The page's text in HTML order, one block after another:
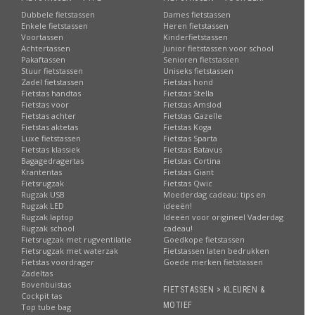
Dubbele fietstassen
Enkele fietstassen
Voortassen
Achtertassen
Pakaftassen
Stuur fietstassen
Zadel fietstassen
Fietstas handtas
Fietstas voor
Fietstas achter
Fietstas aktetas
Luxe fietstassen
Fietstas klassiek
Bagagedragertas
Krantentas
Fietsrugzak
Rugzak USB
Rugzak LED
Rugzak laptop
Rugzak school
Fietsrugzak met rugventilatie
Fietsrugzak met waterzak
Fietstas voordrager
Zadeltas
Bovenbuistas
Cockpit tas
Top tube bag
Dames fietstassen
Heren fietstassen
Kinderfietstassen
Junior fietstassen voor school
Senioren fietstassen
Uniseks fietstassen
Fietstas hond
Fietstas Stella
Fietstas Amslod
Fietstas Gazelle
Fietstas Koga
Fietstas Sparta
Fietstas Batavus
Fietstas Cortina
Fietstas Giant
Fietstas Qwic
Moederdag cadeau: tips en
ideeën!
Ideeën voor origineel Vaderdag
cadeau!
Goedkope fietstassen
Fietstassen laten bedrukken
Goede merken fietstassen
FIETSTASSEN > KLEUREN &
MOTIEF